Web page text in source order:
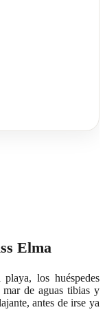
Elma
los huéspedes
mar de aguas tibias y
antes de irse ya